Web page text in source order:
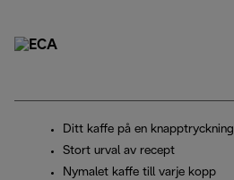
Ditt kaffe på en knapptryckning
Stort urval av recept
Nymalet kaffe till varje kopp